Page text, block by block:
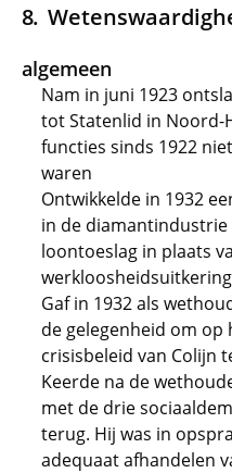
algemeen
Nam in juni 1923
tot Statenlid in Noord-
functies sinds 1922
waren
Ontwikkelde in 1932
in de
loontoeslag in plaats
Gaf in 1932 als
de gelegenheid om
crisisbeleid van Colijn
Keerde na de
met de drie
terug. Hij was in
adequaat afhandelen